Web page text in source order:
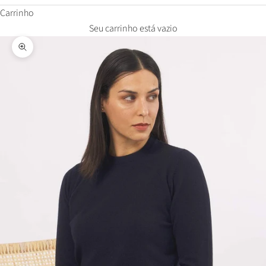
Carrinho
Seu carrinho está vazio
Zoom na imagem